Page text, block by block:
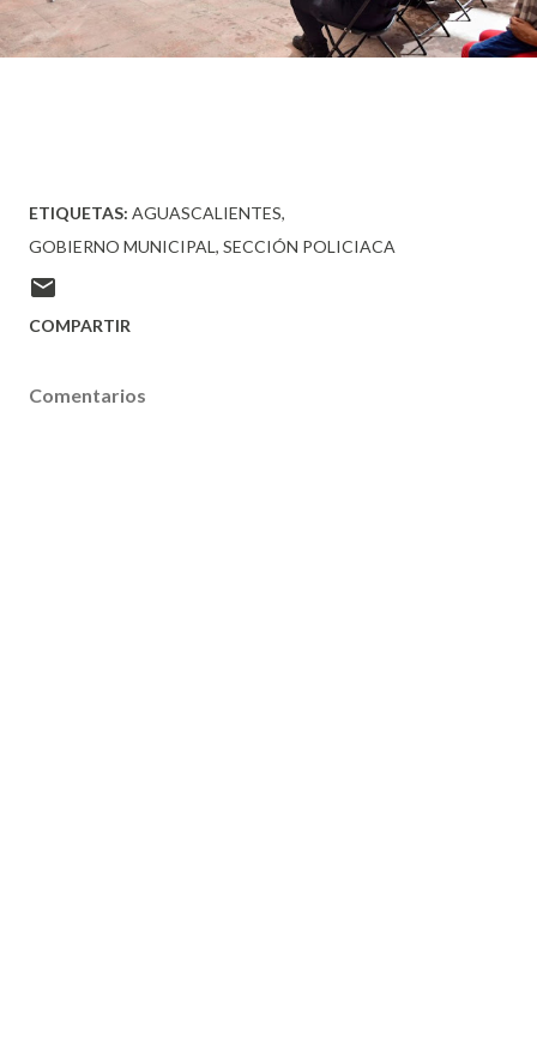
ETIQUETAS: AGUASCALIENTES
GOBIERNO MUNICIPAL SECCIÓN POLICIACA
COMPARTIR
Comentarios